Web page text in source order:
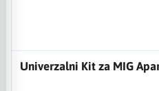
Univerzalni Kit za MIG